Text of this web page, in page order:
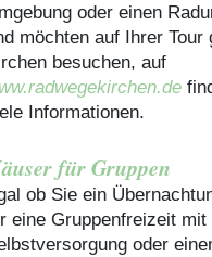
oder einen
möchten auf Ihrer Tour
besuchen, auf
Informationen.
für Gruppen
ob Sie ein
eine Gruppenfreizeit mit
oder